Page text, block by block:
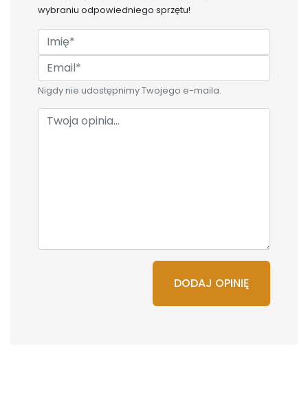
wybraniu odpowiedniego sprzętu!
Nigdy nie udostępnimy Twojego e-maila.
DODAJ OPINIĘ